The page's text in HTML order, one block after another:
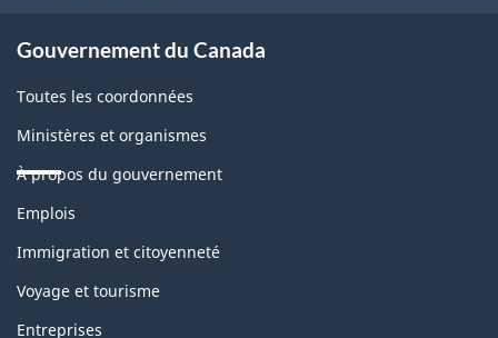
Gouvernement du Canada
Toutes les coordonnées
Ministères et organismes
À propos du gouvernement
Thèmes
sujets
Emplois
Immigration et citoyenneté
Voyage et tourisme
Entreprises